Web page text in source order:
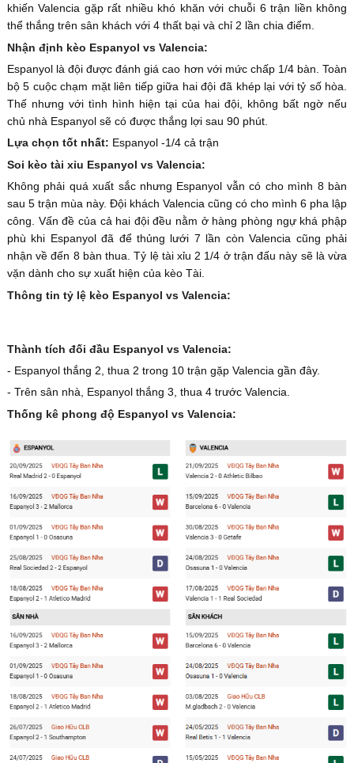
khiến Valencia gặp rất nhiều khó khăn với chuỗi 6 trận liền không
thể thắng trên sân khách với 4 thất bại và chỉ 2 lần chia điểm.
Nhận định kèo Espanyol vs Valencia:
Espanyol là đội được đánh giá cao hơn với mức chấp 1/4 bàn. Toàn
bộ 5 cuộc chạm mặt liên tiếp giữa hai đội đã khép lại với tỷ số hòa.
Thế nhưng với tình hình hiện tại của hai đội, không bất ngờ nếu
chủ nhà Espanyol sẽ có được thắng lợi sau 90 phút.
Lựa chọn tốt nhất: Espanyol -1/4 cả trận
Soi kèo tài xỉu Espanyol vs Valencia:
Không phải quá xuất sắc nhưng Espanyol vẫn có cho mình 8 bàn
sau 5 trận mùa này. Đội khách Valencia cũng có cho mình 6 pha lập
công. Vấn đề của cả hai đội đều nằm ở hàng phòng ngự khá phập
phù khi Espanyol đã để thủng lưới 7 lần còn Valencia cũng phải
nhận về đến 8 bàn thua. Tỷ lệ tài xỉu 2 1/4 ở trận đấu này sẽ là vừa
vặn dành cho sự xuất hiện của kèo Tài.
Thông tin tỷ lệ kèo Espanyol vs Valencia:
Thành tích đối đầu Espanyol vs Valencia:
- Espanyol thắng 2, thua 2 trong 10 trận gặp Valencia gần đây.
- Trên sân nhà, Espanyol thắng 3, thua 4 trước Valencia.
Thống kê phong độ Espanyol vs Valencia: